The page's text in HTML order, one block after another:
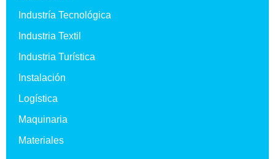
Industría Tecnológica
Industria Textil
Industria Turística
Instalación
Logística
Maquinaria
Materiales